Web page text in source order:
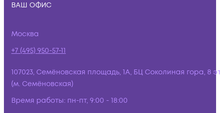
ВАШ ОФИС
Москва
+7 (495) 950-57-11
107023, Семёновская площадь, 1А, БЦ Соколиная гора, 8
(м. Семёновская)
Время работы: пн-пт, 9:00 - 18:00